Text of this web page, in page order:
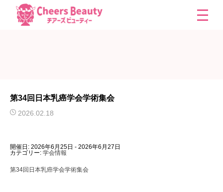
第34回日本乳癌学会学術集会
2026.02.18
開催日: 2026年6月25日 - 2026年6月27日
カテゴリー: 学会情報
第34回日本乳癌学会学術集会